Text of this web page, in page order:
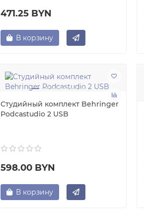
471.25 BYN
В корзину
Студийный комплект Behringer
Podcastudio 2 USB
598.00 BYN
В корзину